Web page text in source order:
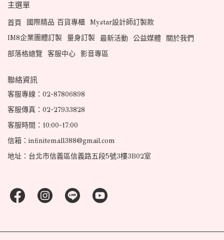
主選單
首頁 國際精品 百貨專櫃 Mystar設計師訂製款
IM8企業團體訂製 量身訂製 最新活動 公益媒體
關於我們
部落格總覽 客服中心 影音專區
聯絡資訊
客服專線：02-87806898
客服傳真：02-27933828
客服時間：10:00-17:00
信箱：infinitemall388@gmail.com
地址：台北市信義區信義路五段5號3樓3B02室